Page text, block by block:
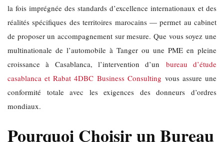
la fois imprégnée des standards d’excellence internationaux et des
réalités spécifiques des territoires marocains — permet au cabinet
de proposer un accompagnement sur mesure. Que vous soyez une
multinationale de l’automobile à Tanger ou une PME en pleine
croissance à Casablanca, l’intervention d’un bureau d’étude
casablanca et Rabat 4DBC Business Consulting vous assure une
conformité totale avec les exigences des donneurs d’ordres
mondiaux.
Pourquoi Choisir un Bureau